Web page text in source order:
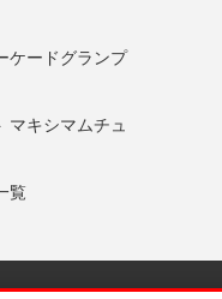
ケードグランプ
マキシマムチュ
覧